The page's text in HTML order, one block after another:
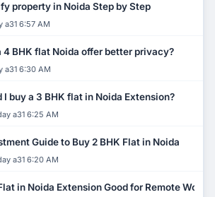
property in Noida Step by Step
a31 6:57 AM
4 BHK flat Noida offer better privacy?
a31 6:30 AM
I buy a 3 BHK flat in Noida Extension?
a31 6:25 AM
Guide to Buy 2 BHK Flat in Noida
a31 6:20 AM
in Noida Extension Good for Remote Work?